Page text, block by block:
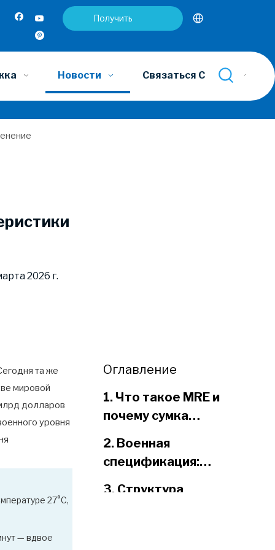
Получить
Новости Связаться С Нами
2026 г.
та же
мировой
долларов
уровня
27°C,
— вдвое
Оглавление
1. Что такое MRE и
почему сумка
2. Военная
спецификация:
3. Структура